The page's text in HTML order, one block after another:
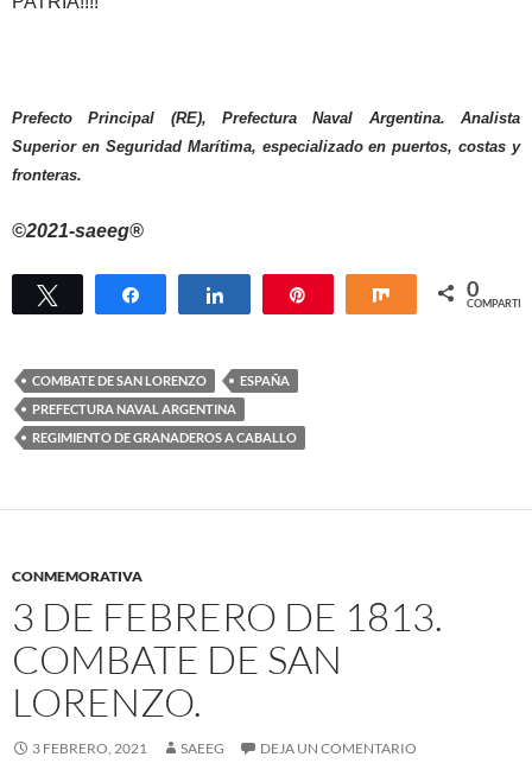
Prefecto Principal (RE), Prefectura Naval Argentina. Analista
Superior en Seguridad Marítima, especializado en puertos, costas y
fronteras.
©2021-saeeg®
Twittear Compartir Compartir Compartir
0
COMPARTIR
COMBATE DE SAN LORENZO
ESPAÑA
PREFECTURA NAVAL ARGENTINA
REGIMIENTO DE GRANADEROS A CABALLO
CONMEMORATIVA
3 DE FEBRERO DE 1813.
COMBATE DE SAN
LORENZO.
3 FEBRERO, 2021 SAEEG DEJA UN COMENTARIO